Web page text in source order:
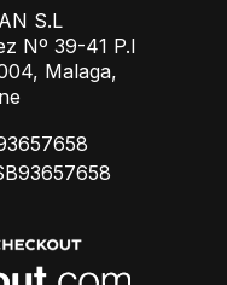
S.L
Nº 39-41 P.I
Malaga,